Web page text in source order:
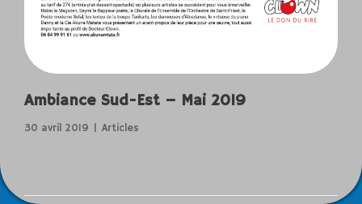
Ambiance Sud-Est – Mai 2019
30 avril 2019 Articles